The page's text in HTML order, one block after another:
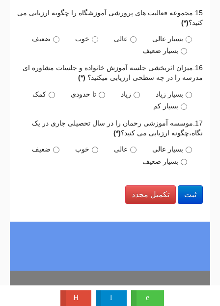
15.مجموعه فعالیت های پرورشی آموزشگاه را چگونه ارزیابی می
کنید؟(*)
بسیار عالی عالی خوب
ضعیف
بسیار ضعیف
16.میزان اثربخشی جلسه آموزش خانواده و جلسات مشاوره ای
مدرسه را در چه سطحی ارزیابی میکنید؟ (*)
بسیار زیاد زیاد تا حدودی
کمک
بسیار کم
17.موسسه آموزشی رحمان را در سال تحصیلی جاری در یک
نگاه،چگونه ارزیابی می کنید؟(*)
بسیار عالی عالی خوب
ضعیف
بسیار ضعیف
ثبت تکمیل مجدد
Copyright 2020 - Rahmanschool.ir